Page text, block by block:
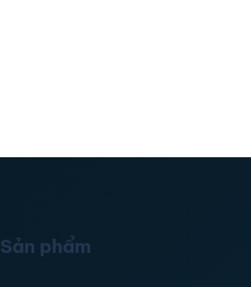
Sản phẩm